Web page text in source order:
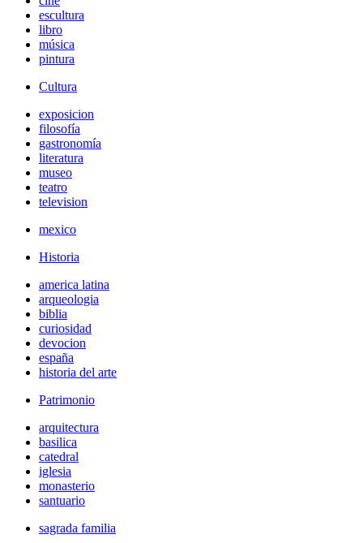
escultura
libro
música
pintura
Cultura
exposicion
filosofía
gastronomía
literatura
museo
teatro
television
mexico
Historia
america latina
arqueologia
biblia
curiosidad
devocion
españa
historia del arte
Patrimonio
arquitectura
basilica
catedral
iglesia
monasterio
santuario
sagrada familia